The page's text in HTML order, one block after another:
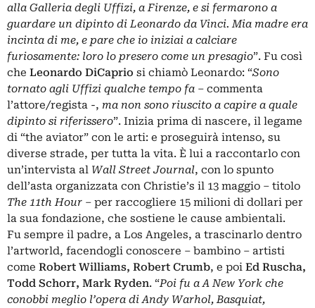
alla Galleria degli Uffizi, a Firenze, e si fermarono a
guardare un dipinto di Leonardo da Vinci. Mia madre era
incinta di me, e pare che io iniziai a calciare
furiosamente: loro lo presero come un presagio”. Fu così
che Leonardo DiCaprio si chiamò Leonardo: “Sono
tornato agli Uffizi qualche tempo fa – commenta
l’attore/regista -, ma non sono riuscito a capire a quale
dipinto si riferissero”. Inizia prima di nascere, il legame
di “the aviator” con le arti: e proseguirà intenso, su
diverse strade, per tutta la vita. È lui a raccontarlo con
un’intervista al Wall Street Journal, con lo spunto
dell’asta organizzata con Christie’s il 13 maggio – titolo
The 11th Hour – per raccogliere 15 milioni di dollari per
la sua fondazione, che sostiene le cause ambientali.
Fu sempre il padre, a Los Angeles, a trascinarlo dentro
l’artworld, facendogli conoscere – bambino – artisti
come Robert Williams, Robert Crumb, e poi Ed Ruscha,
Todd Schorr, Mark Ryden. “Poi fu a A New York che
conobbi meglio l’opera di Andy Warhol, Basquiat,